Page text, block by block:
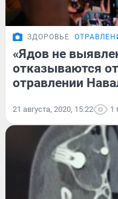
ЗДОРОВЬЕ
«Ядов не
отказываются
отравлении
21 августа, 2020, 15:22 1